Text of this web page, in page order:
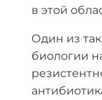
в этой
Один из
биологии